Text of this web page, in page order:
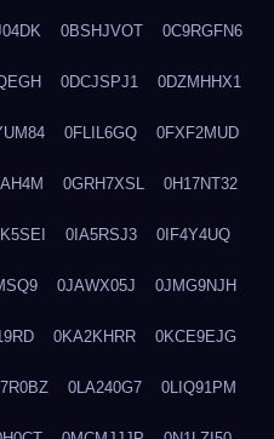
0BSHJVOT 0C9RGFN6
0DCJSPJ1 0DZMHHX1
0FLIL6GQ 0FXF2MUD
0GRH7XSL 0H17NT32
0IA5RSJ3 0IF4Y4UQ
0JAWX05J 0JMG9NJH
0KA2KHRR 0KCE9EJG
0LA240G7 0LIQ91PM